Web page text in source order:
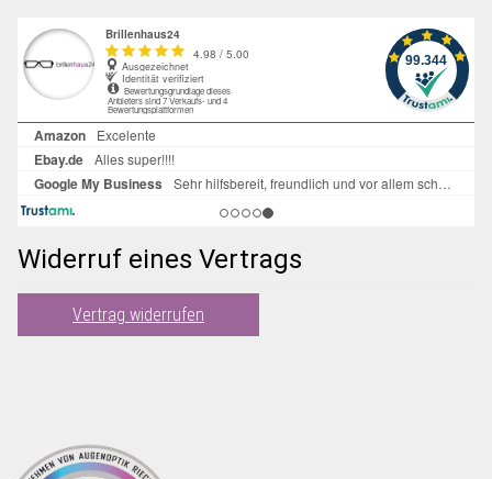
Widerruf eines Vertrags
Vertrag widerrufen